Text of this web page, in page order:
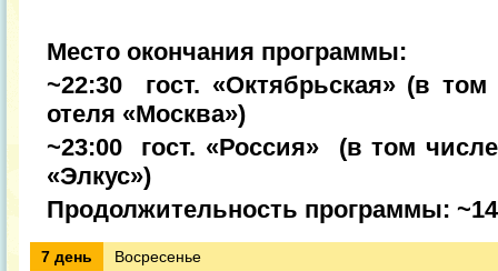
Место окончания программы:
~22:30 гост. «Октябрьская» (в
отеля «Москва»)
~23:00 гост. «Россия» (в том
«Элкус»)
Продолжительность программы:
7 день Восресенье